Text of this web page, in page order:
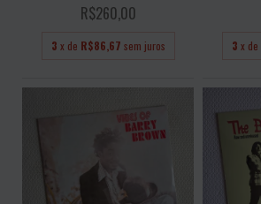
R$260,00
3 x de R$86,67 sem juros 3 x de